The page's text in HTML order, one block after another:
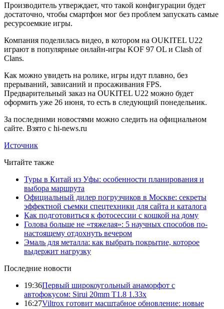
Производитель утверждает, что такой конфигурации будет
достаточно, чтобы смартфон мог без проблем запускать самые
ресурсоемкие игры.
Компания поделилась видео, в котором на OUKITEL U22
играют в популярные онлайн-игры KOF 97 OL и Clash of
Clans.
Как можно увидеть на ролике, игры идут плавно, без
прерываний, зависаний и просаживания FPS.
Предварительный заказ на OUKITEL U22 можно будет
оформить уже 26 июня, то есть в следующий понедельник.
За последними новостями можно следить на официальном
сайте. Взято с hi-news.ru
Источник
Читайте также
Туры в Китай из Уфы: особенности планирования и
выбора маршрута
Официальный дилер погрузчиков в Москве: секреты
эффектной съемки спецтехники для сайта и каталога
Как подготовиться к фотосессии с кошкой на дому
Голова больше не «тяжелая»: 5 научных способов по-
настоящему отдохнуть вечером
Эмаль для металла: как выбрать покрытие, которое
выдержит нагрузку
Последние новости
19:36Первый широкоугольный анаморфот с
автофокусом: Sirui 20mm T1.8 1.33x
16:27Viltrox готовит масштабное обновление: новые